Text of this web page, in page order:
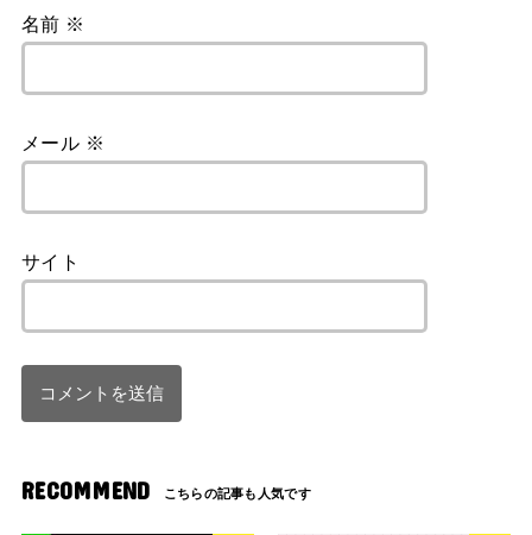
名前 ※
メール ※
サイト
RECOMMEND